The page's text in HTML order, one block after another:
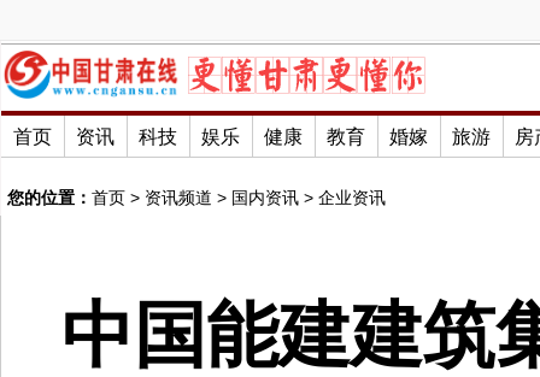
首页 资讯 科技 娱乐 健康 教育 婚嫁 旅游 房
您的位置： 首页 > 资讯频道 > 国内资讯 > 企业资讯
中国能建建筑